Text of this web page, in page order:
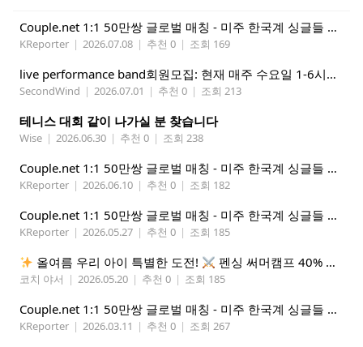
Couple.net 1:1 50만쌍 글로벌 매칭 - 미주 한국계 싱글들 모이세요
KReporter | 2026.07.08 | 추천 0 | 조회 169
live performance band회원모집: 현재 매주 수요일 1-6시에 전문 음악 Studio에서 활동중인 진짜 악기를 다루는 밴드입니다.
SecondWind | 2026.07.01 | 추천 0 | 조회 213
테니스 대회 같이 나가실 분 찾습니다
Wise | 2026.06.30 | 추천 0 | 조회 238
Couple.net 1:1 50만쌍 글로벌 매칭 - 미주 한국계 싱글들 모이세요
KReporter | 2026.06.10 | 추천 0 | 조회 182
Couple.net 1:1 50만쌍 글로벌 매칭 - 미주 한국계 싱글들 모이세요
KReporter | 2026.05.27 | 추천 0 | 조회 185
올여름 우리 아이 특별한 도전! 펜싱 써머캠프 40% 선착순 할인
코치 야서 | 2026.05.20 | 추천 0 | 조회 185
Couple.net 1:1 50만쌍 글로벌 매칭 - 미주 한국계 싱글들 모이세요
KReporter | 2026.03.11 | 추천 0 | 조회 267